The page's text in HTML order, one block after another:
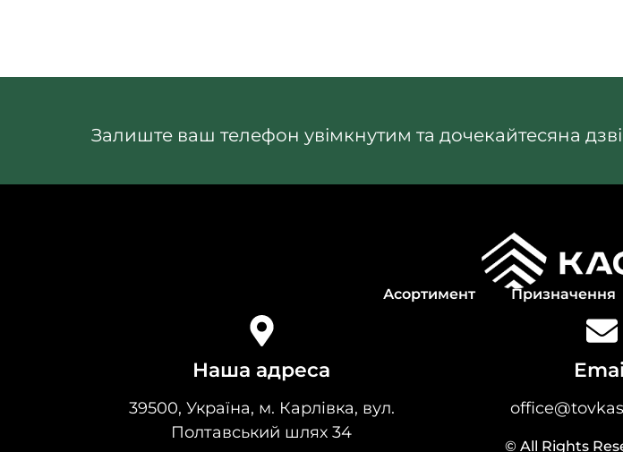
Залиште ваш телефон увімкнутим та дочекайтесяна
Асортимент Призначення
Наша адреса
39500, Україна, м. Карлiвка, вул.
Полтавський шлях 34
© All Rights